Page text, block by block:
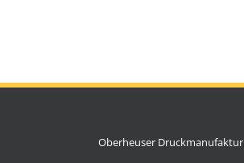
Oberheuser Druckmanufaktur